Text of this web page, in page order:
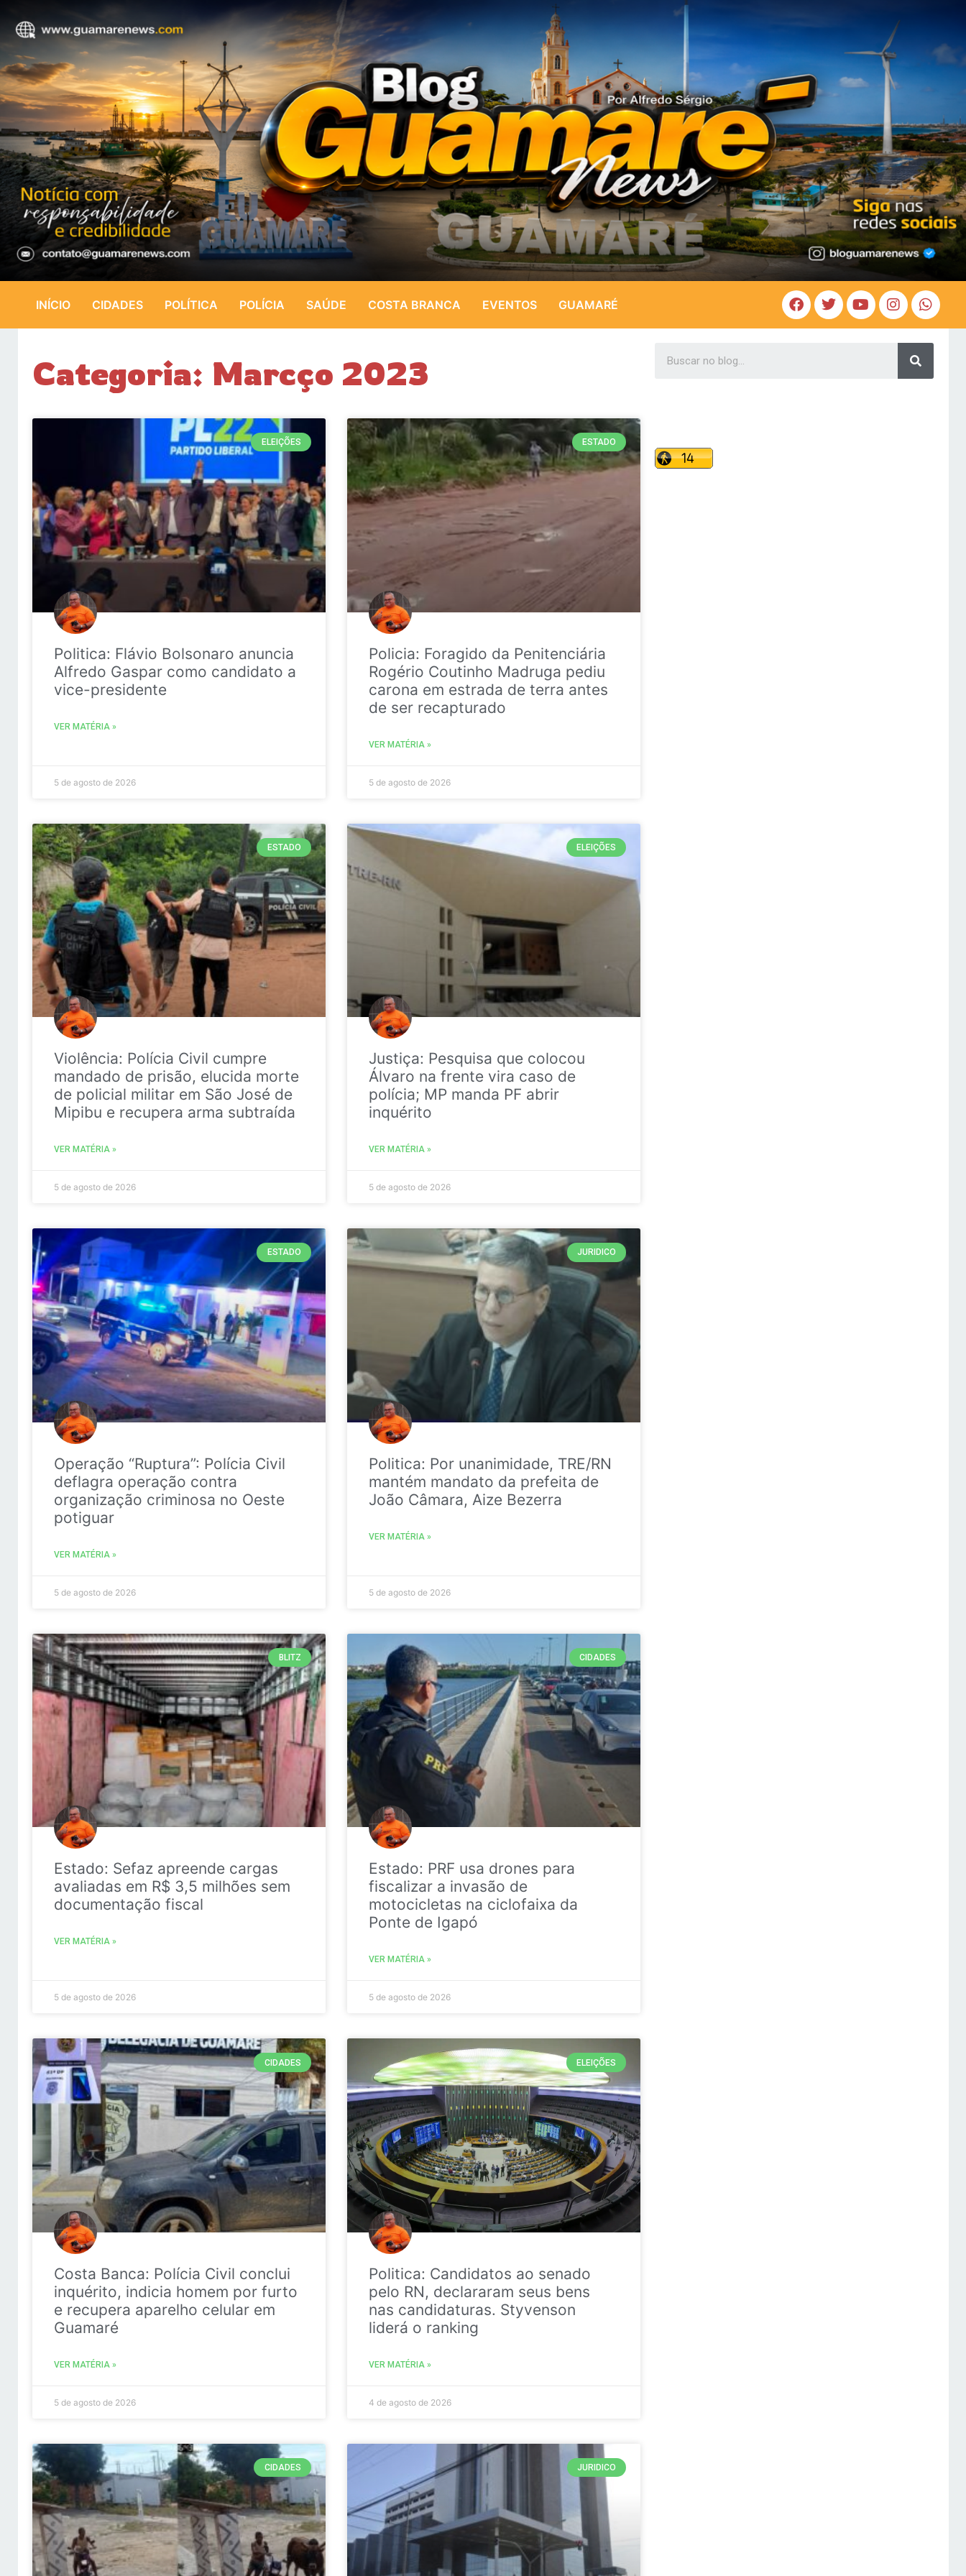
INÍCIO CIDADES POLÍTICA POLÍCIA SAÚDE COSTA BRANCA EVENTOS GUAMARÉ
Categoria: Marcço 2023
ELEIÇÕES
Politica: Flávio Bolsonaro anuncia
Alfredo Gaspar como candidato a
vice-presidente
VER MATÉRIA »
5 de agosto de 2026
ESTADO
Policia: Foragido da Penitenciária
Rogério Coutinho Madruga pediu
carona em estrada de terra antes
de ser recapturado
VER MATÉRIA »
5 de agosto de 2026
ESTADO
Violência: Polícia Civil cumpre
mandado de prisão, elucida morte
de policial militar em São José de
Mipibu e recupera arma subtraída
VER MATÉRIA »
5 de agosto de 2026
ELEIÇÕES
Justiça: Pesquisa que colocou
Álvaro na frente vira caso de
polícia; MP manda PF abrir
inquérito
VER MATÉRIA »
5 de agosto de 2026
ESTADO
Operação “Ruptura”: Polícia Civil
deflagra operação contra
organização criminosa no Oeste
potiguar
VER MATÉRIA »
5 de agosto de 2026
JURIDICO
Politica: Por unanimidade, TRE/RN
mantém mandato da prefeita de
João Câmara, Aize Bezerra
VER MATÉRIA »
5 de agosto de 2026
BLITZ
Estado: Sefaz apreende cargas
avaliadas em R$ 3,5 milhões sem
documentação fiscal
VER MATÉRIA »
5 de agosto de 2026
CIDADES
Estado: PRF usa drones para
fiscalizar a invasão de
motocicletas na ciclofaixa da
Ponte de Igapó
VER MATÉRIA »
5 de agosto de 2026
CIDADES
Costa Banca: Polícia Civil conclui
inquérito, indicia homem por furto
e recupera aparelho celular em
Guamaré
VER MATÉRIA »
5 de agosto de 2026
ELEIÇÕES
Politica: Candidatos ao senado
pelo RN, declararam seus bens
nas candidaturas. Styvenson
liderá o ranking
VER MATÉRIA »
4 de agosto de 2026
CIDADES JURIDICO